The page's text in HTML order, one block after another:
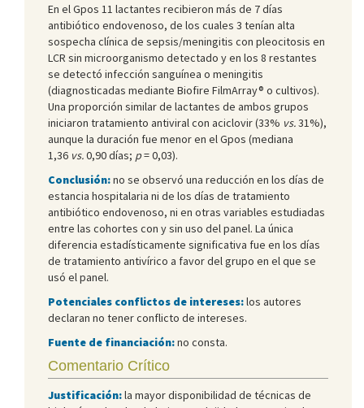
En el Gpos 11 lactantes recibieron más de 7 días
antibiótico endovenoso, de los cuales 3 tenían alta
sospecha clínica de sepsis/meningitis con pleocitosis en
LCR sin microorganismo detectado y en los 8 restantes
se detectó infección sanguínea o meningitis
(diagnosticadas mediante Biofire FilmArray® o cultivos).
Una proporción similar de lactantes de ambos grupos
iniciaron tratamiento antiviral con aciclovir (33% vs.31%),
aunque la duración fue menor en el Gpos (mediana
1,36 vs.0,90 días; p= 0,03).
Conclusión:no se observó una reducción en los días de
estancia hospitalaria ni de los días de tratamiento
antibiótico endovenoso, ni en otras variables estudiadas
entre las cohortes con y sin uso del panel. La única
diferencia estadísticamente significativa fue en los días
de tratamiento antivírico a favor del grupo en el que se
usó el panel.
Potenciales conflictos de intereses:los autores
declaran no tener conflicto de intereses.
Fuente de financiación:no consta.
Comentario Crítico
Justificación:la mayor disponibilidad de técnicas de